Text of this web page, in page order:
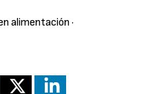
alimentación ·